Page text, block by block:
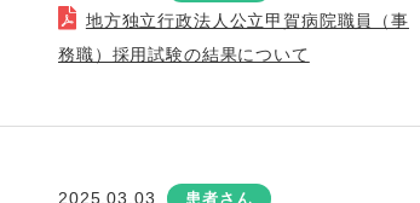
地方独立行政法人公立甲賀病院職員（事
務職）採用試験の結果について
2025.03.03 患者さん